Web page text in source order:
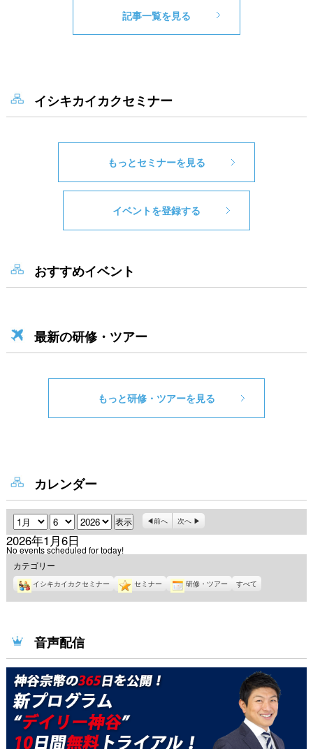
記事一覧を見る
イシキカイカクセミナー
もっとセミナーを見る
イベントを登録する
おすすめイベント
最新の研修・ツアー
もっと研修・ツアーを見る
カレンダー
月 日 年 前へ 次へ
2026年1月6日
No events scheduled for today!
カテゴリー
イシキカイカクセミナー セミナー 研修・ツアー すべて
音声配信